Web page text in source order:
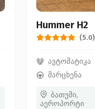
Hummer H2
(5.0)
ავტომატიკა
მარცხენა
ბათუმი,
აეროპორტი